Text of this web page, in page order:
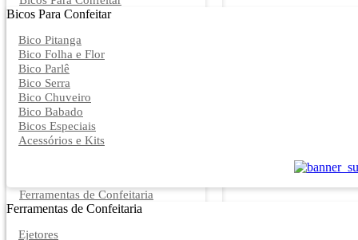
Bicos Para Confeitar
Bico Pitanga
Bico Folha e Flor
Bico Parlê
Bico Serra
Bico Chuveiro
Bico Babado
Bicos Especiais
Acessórios e Kits
Ferramentas de Confeitaria
Ferramentas de Confeitaria
Ejetores